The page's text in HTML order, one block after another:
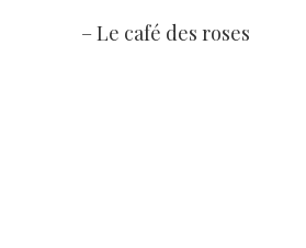
– Le café des roses